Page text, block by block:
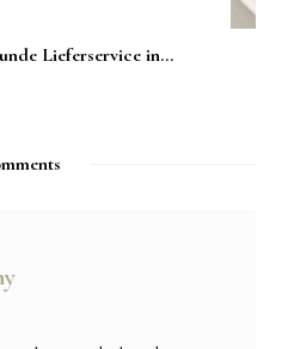
Lieferservice in...